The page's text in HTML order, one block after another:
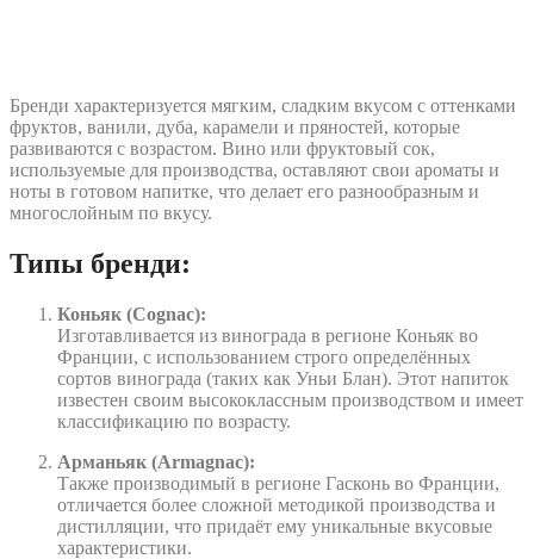
Бренди характеризуется мягким, сладким вкусом с оттенками
фруктов, ванили, дуба, карамели и пряностей, которые
развиваются с возрастом. Вино или фруктовый сок,
используемые для производства, оставляют свои ароматы и
ноты в готовом напитке, что делает его разнообразным и
многослойным по вкусу.
Типы бренди:
Коньяк (Cognac):
Изготавливается из винограда в регионе Коньяк во
Франции, с использованием строго определённых
сортов винограда (таких как Уньи Блан). Этот напиток
известен своим высококлассным производством и имеет
классификацию по возрасту.
Арманьяк (Armagnac):
Также производимый в регионе Гасконь во Франции,
отличается более сложной методикой производства и
дистилляции, что придаёт ему уникальные вкусовые
характеристики.